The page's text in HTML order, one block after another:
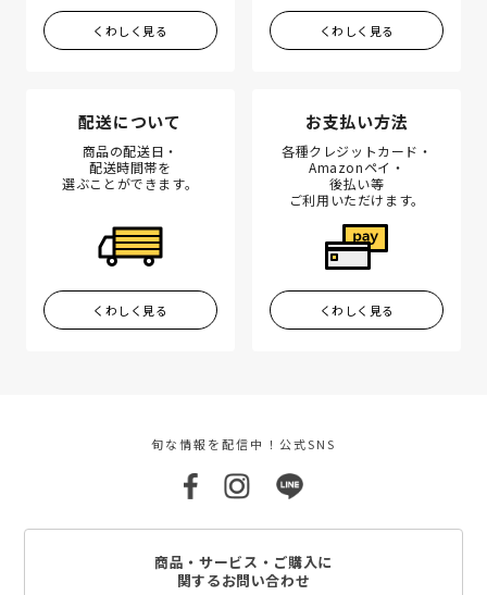
くわしく見る くわしく見る
配送について
商品の配送日・
配送時間帯を
選ぶことができます。
くわしく見る
お支払い方法
各種クレジットカード・
Amazonペイ・
後払い等
ご利用いただけます。
くわしく見る
旬な情報を配信中！公式SNS
商品・サービス・ご購入に
関するお問い合わせ